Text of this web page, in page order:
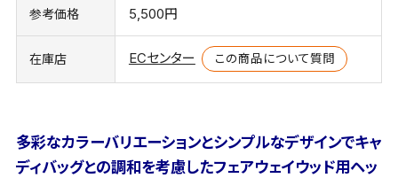
参考価格 5,500円
在庫店 ECセンター この商品について質問
多彩なカラーバリエーションとシンプルなデザインでキャ
ディバッグとの調和を考慮したフェアウェイウッド用ヘッ